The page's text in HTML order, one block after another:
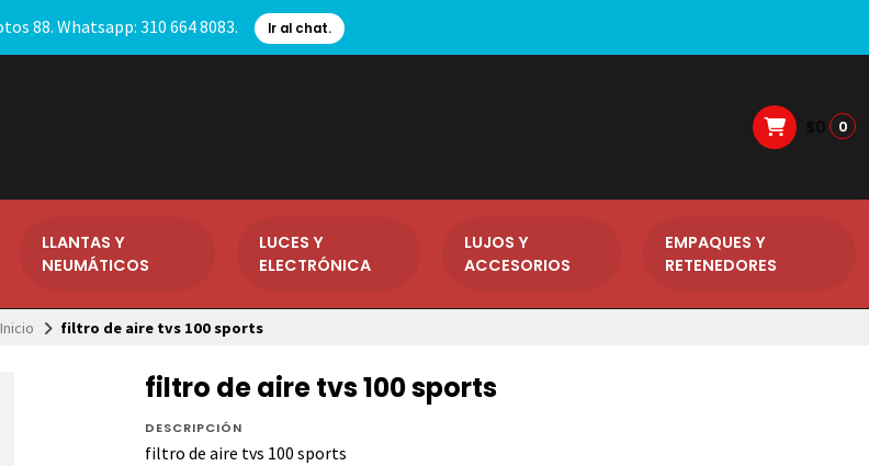
88. Whatsapp: 310 664 8083. Ir al chat.
0
LLANTAS Y
NEUMÁTICOS
LUCES Y
ELECTRÓNICA
LUJOS Y
ACCESORIOS
EMPAQUES Y
RETENEDORES
Inicio filtro de aire tvs 100 sports
filtro de aire tvs 100 sports
DESCRIPCIÓN
filtro de aire tvs 100 sports